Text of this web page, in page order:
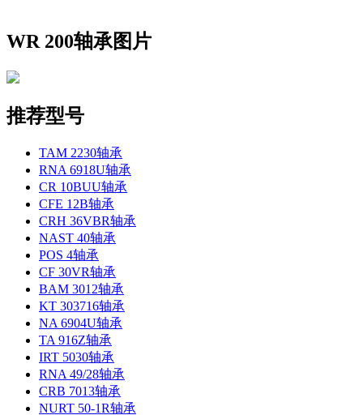
WR 200轴承图片
推荐型号
TAM 2230轴承
RNA 6918U轴承
CR 10BUU轴承
CFE 12B轴承
CRH 36VBR轴承
NAST 40轴承
POS 4轴承
CF 30VR轴承
BAM 3012轴承
KT 303716轴承
NA 6904U轴承
TA 916Z轴承
IRT 5030轴承
RNA 49/28轴承
CRB 7013轴承
NURT 50-1R轴承